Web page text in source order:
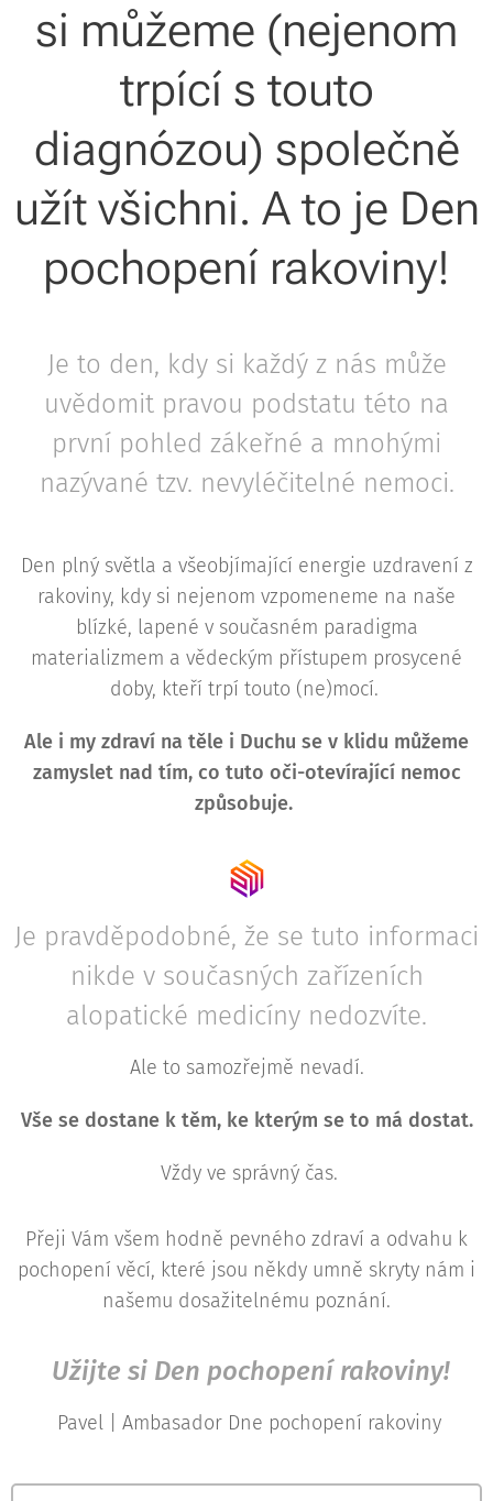
si můžeme (nejenom
trpící s touto
diagnózou) společně
užít všichni. A to je Den
pochopení rakoviny!
Je to den, kdy si každý z nás může
uvědomit pravou podstatu této na
první pohled zákeřné a mnohými
nazývané tzv. nevyléčitelné nemoci.
Den plný světla a všeobjímající energie uzdravení z
rakoviny, kdy si nejenom vzpomeneme na naše
blízké, lapené v současném paradigma
materializmem a vědeckým přístupem prosycené
doby, kteří trpí touto (ne)mocí.
Ale i my zdraví na těle i Duchu se v klidu můžeme
zamyslet nad tím, co tuto oči-otevírající nemoc
způsobuje.
Je pravděpodobné, že se tuto informaci
nikde v současných zařízeních
alopatické medicíny nedozvíte.
Ale to samozřejmě nevadí.
Vše se dostane k těm, ke kterým se to má dostat.
Vždy ve správný čas.
Přeji Vám všem hodně pevného zdraví a odvahu k
pochopení věcí, které jsou někdy umně skryty nám i
našemu dosažitelnému poznání.
Užijte si Den pochopení rakoviny!
Pavel | Ambasador Dne pochopení rakoviny